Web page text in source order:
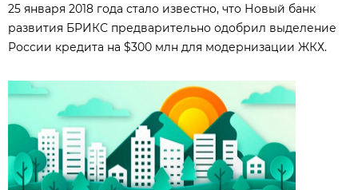
25 января 2018 года стало известно, что Новый банк
развития БРИКС предварительно одобрил выделение
России кредита на $300 млн для модернизации ЖКХ.